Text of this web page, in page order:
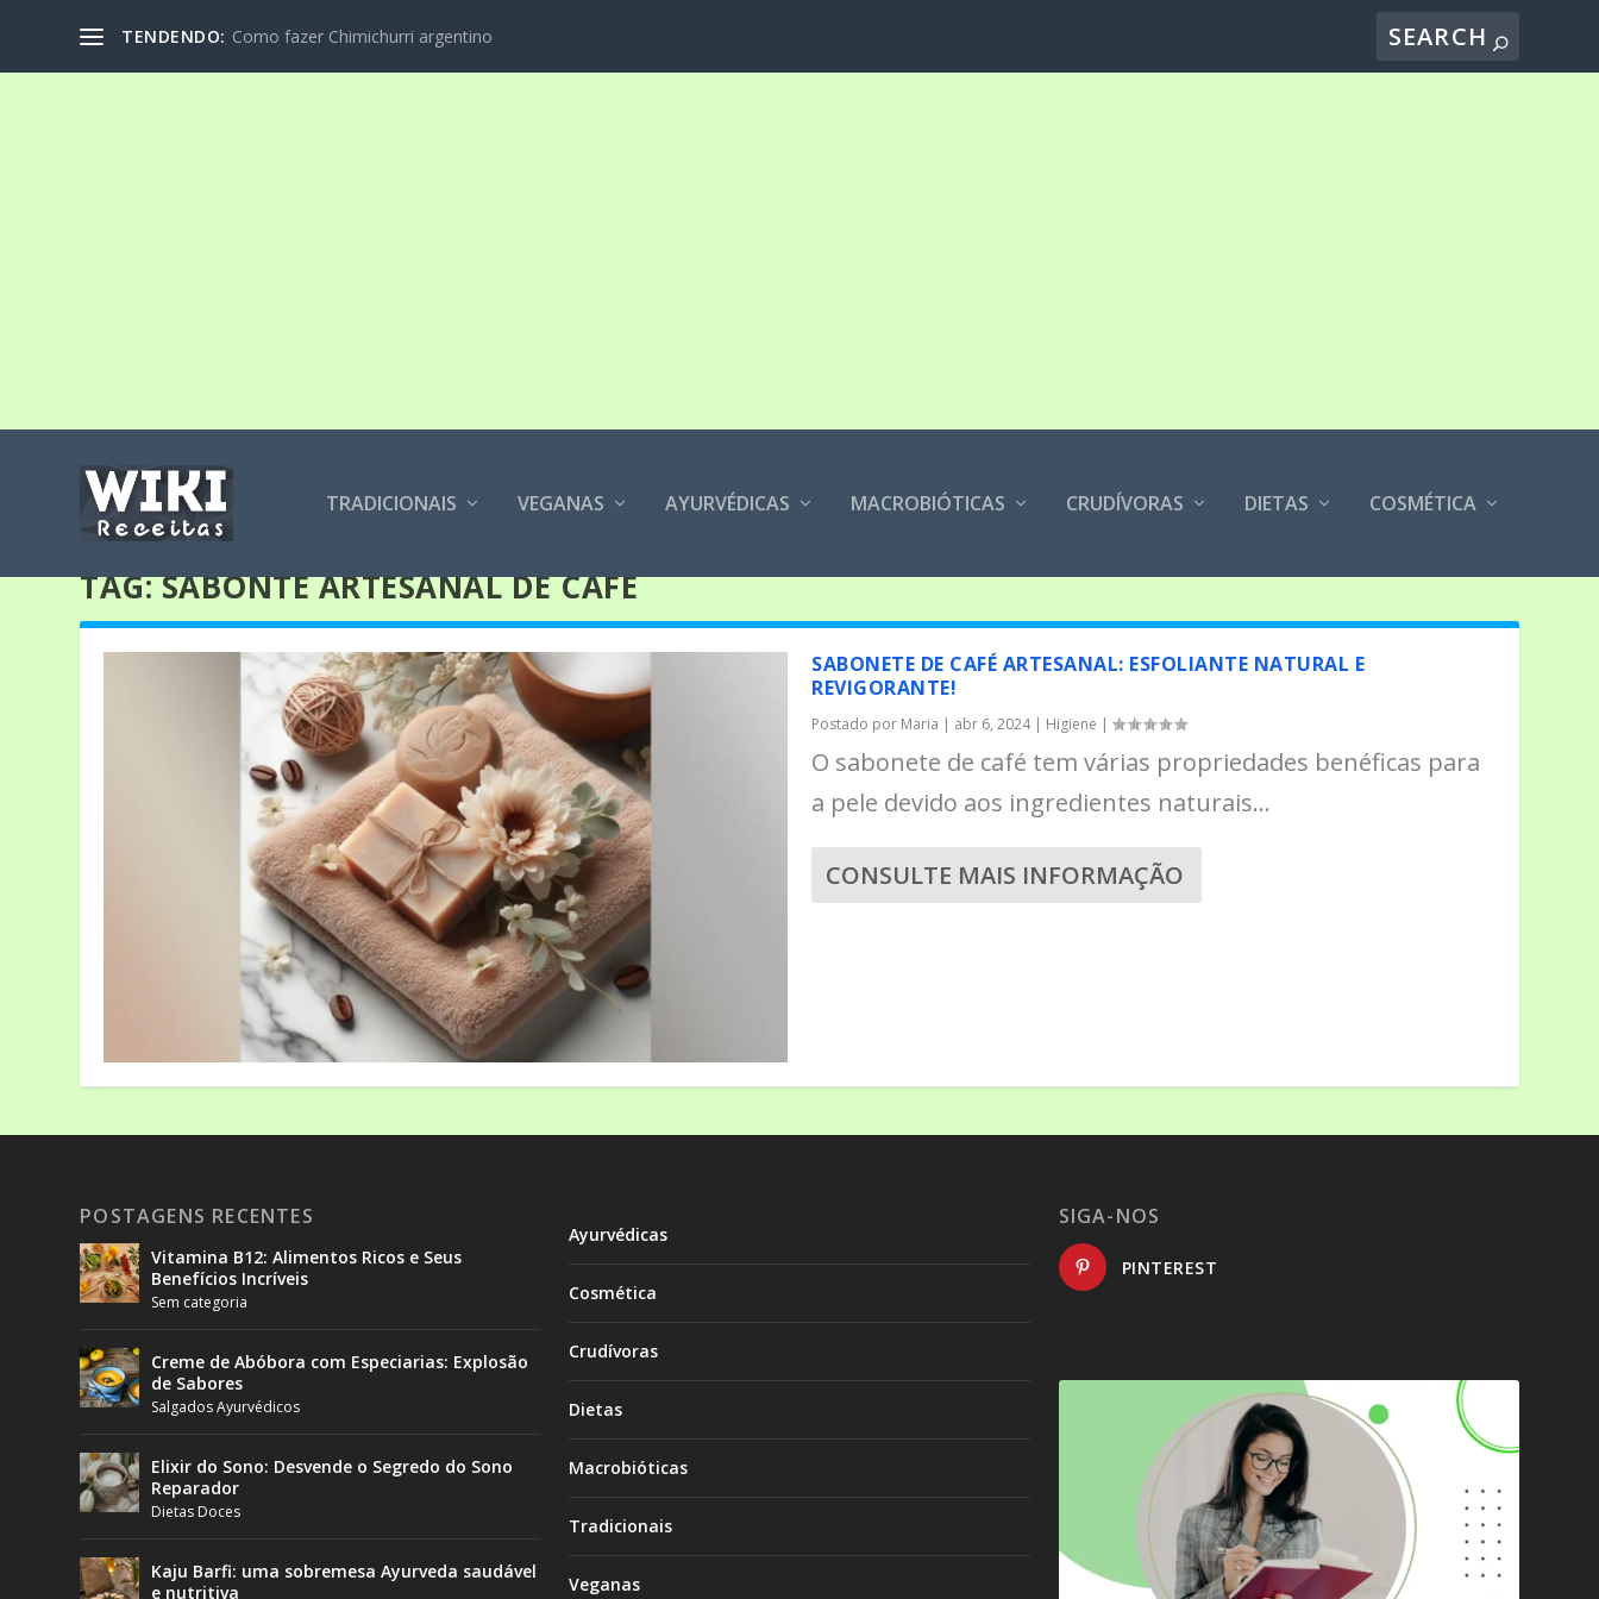
TENDENDO: Como fazer Chimichurri argentino
TRADICIONAIS VEGANAS AYURVÉDICAS MACROBIÓTICAS CRUDÍVORAS DIETAS COSMÉTICA
TAG:SABONTE ARTESANAL DE CAFÉ
SABONETE DE CAFÉ ARTESANAL: ESFOLIANTE NATURAL E
REVIGORANTE!
Postado por Maria | abr 6, 2024| Higiene |
O sabonete de café tem várias propriedades benéficas para
a pele devido aos ingredientes naturais...
CONSULTE MAIS INFORMAÇÃO
POSTAGENS RECENTES
Vitamina B12: Alimentos Ricos e Seus
Benefícios Incríveis
Sem categoria
Creme de Abóbora com Especiarias: Explosão
de Sabores
Salgados Ayurvédicos
Elixir do Sono: Desvende o Segredo do Sono
Reparador
Dietas Doces
Kaju Barfi: uma sobremesa Ayurveda saudável
e nutritiva
Ayurvédicas
Cosmética
Crudívoras
Dietas
Macrobióticas
Tradicionais
Veganas
SIGA-NOS
PINTEREST